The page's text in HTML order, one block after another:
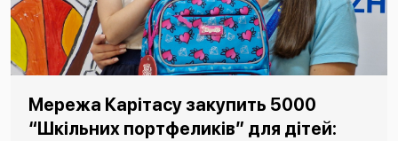
Мережа Карітасу закупить 5000
“Шкільних портфеликів” для дітей: